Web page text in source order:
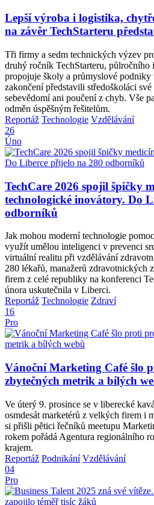
Lepší výroba i logistika,
na závěr TechStarteru
Tři firmy a sedm technických výzev
druhý ročník TechStarteru,
propojuje školy a průmyslové
zakončení představili středoškoláci
sebevědomí ani poučení z chyb. Vše
odměn úspěšným řešitelům.
Reportáž Technologie Vzdělávání
26
Úno
TechCare 2026 spojil špičky
technologické inovátory. Do
odborníků
Jak mohou moderní technologie
využít umělou inteligenci v prevenci
virtuální realitu při vzdělávání
280 lékařů, manažerů zdravotnických
firem z celé republiky na konferenci
února uskutečnila v Liberci.
Reportáž Technologie Zdraví
16
Pro
Vánoční Marketing Café šlo
zbytečných metrik a bílých
Ve úterý 9. prosince se v liberecké
osmdesát marketérů z velkých firem i
si přišli pětici řečníků meetupu
rokem pořádá Agentura regionálního
krajem.
Reportáž Podnikání Vzdělávání
04
Pro